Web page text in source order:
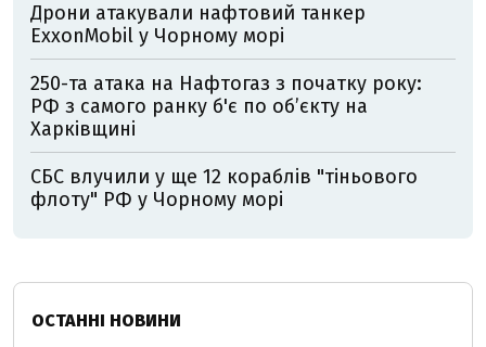
Дрони атакували нафтовий танкер
ExxonMobil у Чорному морі
250-та атака на Нафтогаз з початку року:
РФ з самого ранку б'є по об’єкту на
Харківщині
СБС влучили у ще 12 кораблів "тіньового
флоту" РФ у Чорному морі
ОСТАННІ НОВИНИ